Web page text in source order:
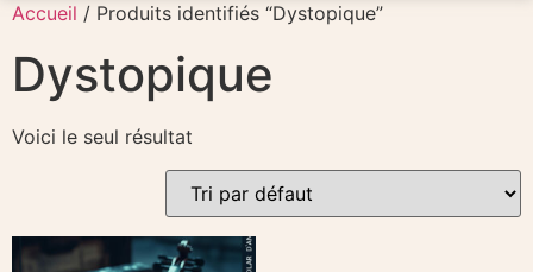
Accueil / Produits identifiés “Dystopique”
Dystopique
Voici le seul résultat